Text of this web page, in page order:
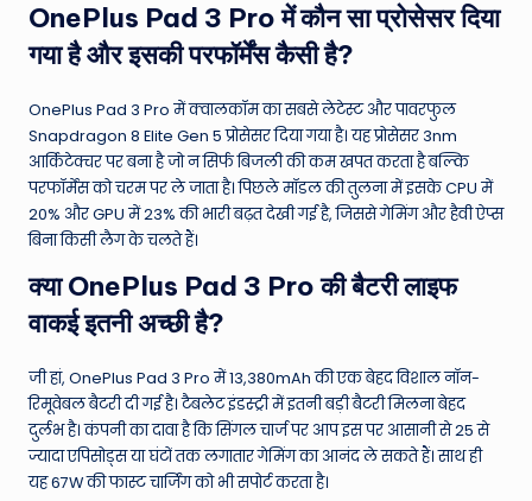
OnePlus Pad 3 Pro में कौन सा प्रोसेसर दिया
गया है और इसकी परफॉर्मेंस कैसी है?
OnePlus Pad 3 Pro में क्वालकॉम का सबसे लेटेस्ट और पावरफुल
Snapdragon 8 Elite Gen 5 प्रोसेसर दिया गया है। यह प्रोसेसर 3nm
आर्किटेक्चर पर बना है जो न सिर्फ बिजली की कम खपत करता है बल्कि
परफॉर्मेंस को चरम पर ले जाता है। पिछले मॉडल की तुलना में इसके CPU में
20% और GPU में 23% की भारी बढ़त देखी गई है, जिससे गेमिंग और हैवी ऐप्स
बिना किसी लैग के चलते हैं।
क्या OnePlus Pad 3 Pro की बैटरी लाइफ
वाकई इतनी अच्छी है?
जी हां, OnePlus Pad 3 Pro में 13,380mAh की एक बेहद विशाल नॉन-
रिमूवेबल बैटरी दी गई है। टैबलेट इंडस्ट्री में इतनी बड़ी बैटरी मिलना बेहद
दुर्लभ है। कंपनी का दावा है कि सिंगल चार्ज पर आप इस पर आसानी से 25 से
ज्यादा एपिसोड्स या घंटों तक लगातार गेमिंग का आनंद ले सकते हैं। साथ ही
यह 67W की फास्ट चार्जिंग को भी सपोर्ट करता है।